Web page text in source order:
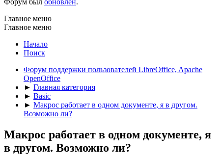
Главное меню
Главное меню
Начало
Поиск
Форум поддержки пользователей LibreOffice, Apache
OpenOffice
► Главная категория
► Basic
► Макрос работает в одном документе, я в другом.
Возможно ли?
Макрос работает в одном документе, я
в другом. Возможно ли?